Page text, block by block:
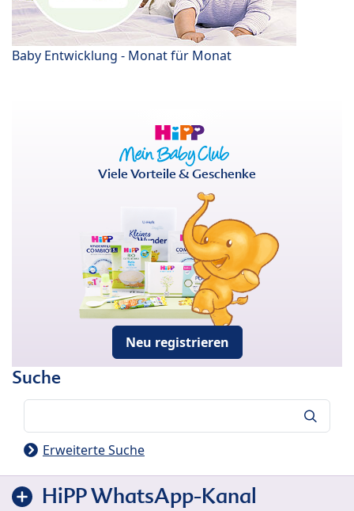
Baby Entwicklung - Monat für Monat
Viele Vorteile & Geschenke
Neu registrieren
Suche
Erweiterte Suche
HiPP WhatsApp-Kanal